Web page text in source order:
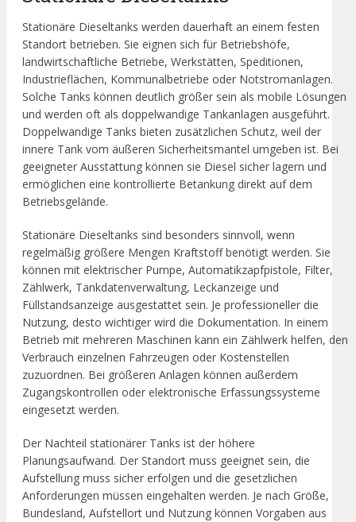
Stationäre Dieseltanks werden dauerhaft an einem festen
Standort betrieben. Sie eignen sich für Betriebshöfe,
landwirtschaftliche Betriebe, Werkstätten, Speditionen,
Industrieflächen, Kommunalbetriebe oder Notstromanlagen.
Solche Tanks können deutlich größer sein als mobile Lösungen
und werden oft als doppelwandige Tankanlagen ausgeführt.
Doppelwandige Tanks bieten zusätzlichen Schutz, weil der
innere Tank vom äußeren Sicherheitsmantel umgeben ist. Bei
geeigneter Ausstattung können sie Diesel sicher lagern und
ermöglichen eine kontrollierte Betankung direkt auf dem
Betriebsgelände.
Stationäre Dieseltanks sind besonders sinnvoll, wenn
regelmäßig größere Mengen Kraftstoff benötigt werden. Sie
können mit elektrischer Pumpe, Automatikzapfpistole, Filter,
Zählwerk, Tankdatenverwaltung, Leckanzeige und
Füllstandsanzeige ausgestattet sein. Je professioneller die
Nutzung, desto wichtiger wird die Dokumentation. In einem
Betrieb mit mehreren Maschinen kann ein Zählwerk helfen, den
Verbrauch einzelnen Fahrzeugen oder Kostenstellen
zuzuordnen. Bei größeren Anlagen können außerdem
Zugangskontrollen oder elektronische Erfassungssysteme
eingesetzt werden.
Der Nachteil stationärer Tanks ist der höhere
Planungsaufwand. Der Standort muss geeignet sein, die
Aufstellung muss sicher erfolgen und die gesetzlichen
Anforderungen müssen eingehalten werden. Je nach Größe,
Bundesland, Aufstellort und Nutzung können Vorgaben aus